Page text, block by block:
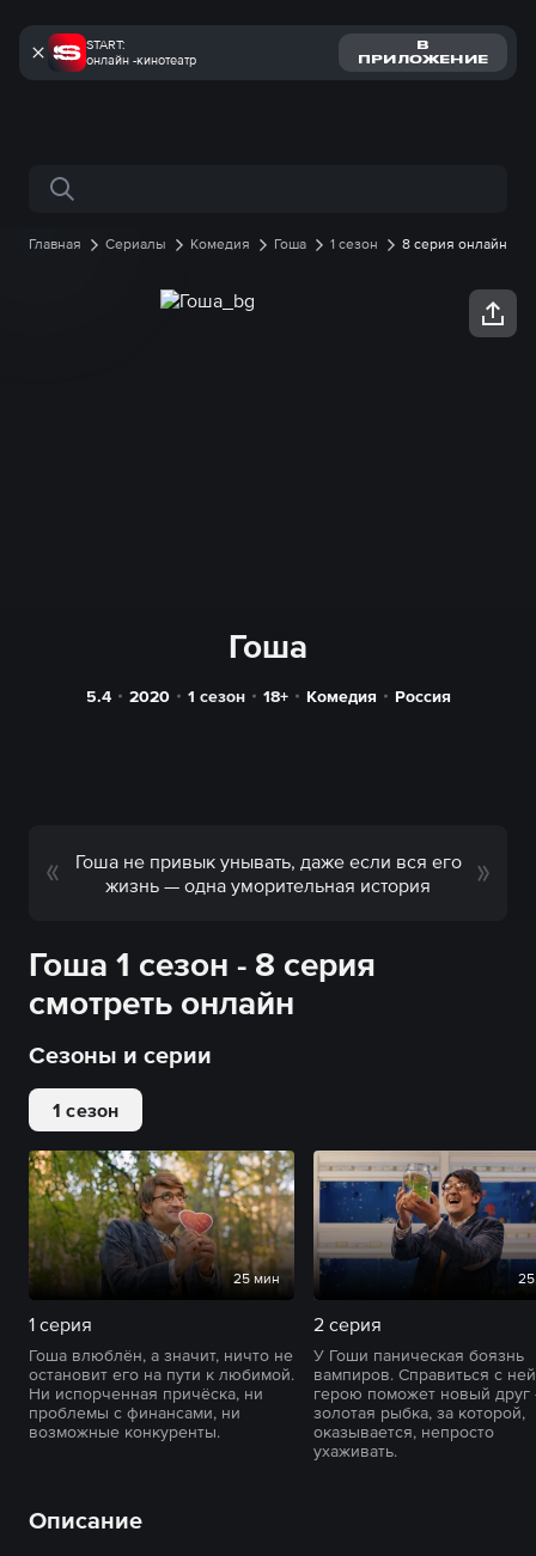
START:
онлайн -кинотеатр
В
ПРИЛОЖЕНИЕ
Поиск по сайту
Главная Сериалы Комедия Гоша 1 сезон 8 серия онлайн
Гоша
5.4 2020 1 сезон 18+ Комедия Россия
Гоша не привык унывать, даже если вся его
жизнь — одна уморительная история
Гоша 1 сезон - 8 серия
смотреть онлайн
Сезоны и серии
1 сезон
25 мин
1 серия
Гоша влюблён, а значит, ничто не
остановит его на пути к любимой.
Ни испорченная причёска, ни
проблемы с финансами, ни
возможные конкуренты.
2 серия
У Гоши паническая боязнь
вампиров. Справиться с ней
герою поможет новый
золотая рыбка, за которой,
оказывается, непросто
ухаживать.
Описание